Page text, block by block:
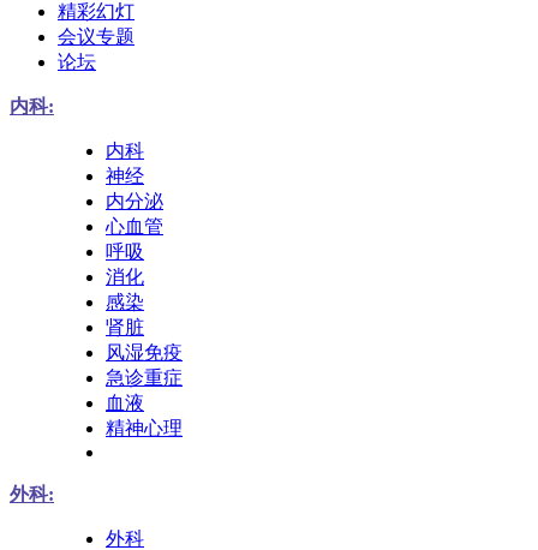
精彩幻灯
会议专题
论坛
内科:
内科
神经
内分泌
心血管
呼吸
消化
感染
肾脏
风湿免疫
急诊重症
血液
精神心理
外科:
外科